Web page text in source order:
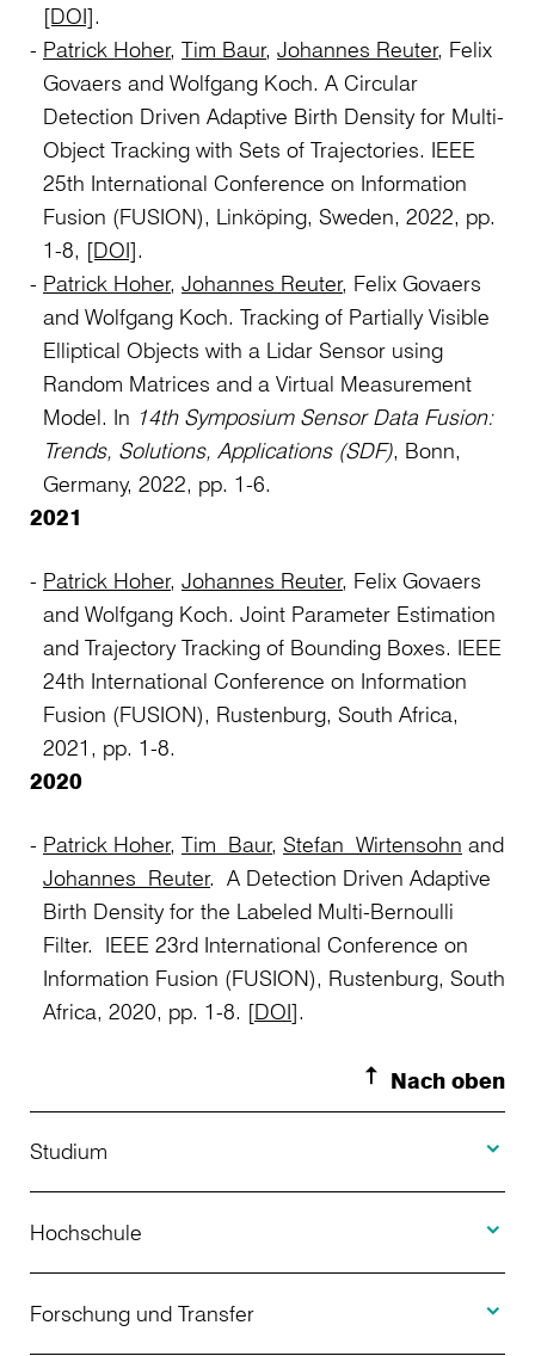
[DOI].
Patrick Hoher, Tim Baur, Johannes Reuter, Felix
Govaers and Wolfgang Koch. A Circular
Detection Driven Adaptive Birth Density for Multi-
Object Tracking with Sets of Trajectories. IEEE
25th International Conference on Information
Fusion (FUSION), Linköping, Sweden, 2022, pp.
1-8, [DOI].
Patrick Hoher, Johannes Reuter, Felix Govaers
and Wolfgang Koch. Tracking of Partially Visible
Elliptical Objects with a Lidar Sensor using
Random Matrices and a Virtual Measurement
Model. In 14th Symposium Sensor Data Fusion:
Trends, Solutions, Applications (SDF), Bonn,
Germany, 2022, pp. 1-6.
2021
Patrick Hoher, Johannes Reuter, Felix Govaers
and Wolfgang Koch. Joint Parameter Estimation
and Trajectory Tracking of Bounding Boxes. IEEE
24th International Conference on Information
Fusion (FUSION), Rustenburg, South Africa,
2021, pp. 1-8.
2020
Patrick Hoher, Tim Baur, Stefan Wirtensohn and
Johannes Reuter. A Detection Driven Adaptive
Birth Density for the Labeled Multi-Bernoulli
Filter. IEEE 23rd International Conference on
Information Fusion (FUSION), Rustenburg, South
Africa, 2020, pp. 1-8. [DOI].
Nach oben
Studium
Studienangebot
Bewerbung
Hochschule
Über uns
Forschung und Transfer